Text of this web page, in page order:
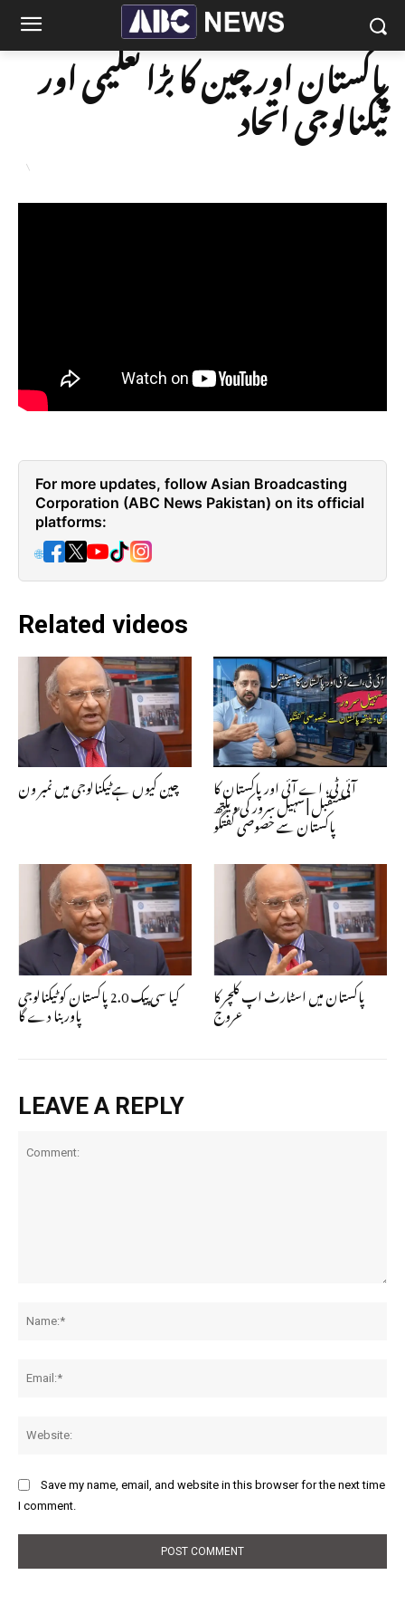
پاکستان اور چین کا بڑا تعلیمی اور
ٹیکنالوجی اتحاد
For more updates, follow Asian Broadcasting
Corporation (ABC News Pakistan) on its official
platforms:
🌐
Related videos
چین کیوں ہے ٹیکنالوجی میں نمبر ون آئی ٹی، اے آئی اور پاکستان کا
مستقبل | سہیل سرور کی ویلتھ
پاکستان سے خصوصی گفتگو
کیا سی پیک 2.0 پاکستان کو ٹیکنالوجی
پاور بنا دے گا
پاکستان میں اسٹارٹ اپ کلچر کا
عروج
LEAVE A REPLY
Save my name, email, and website in this browser for the next time
I comment.